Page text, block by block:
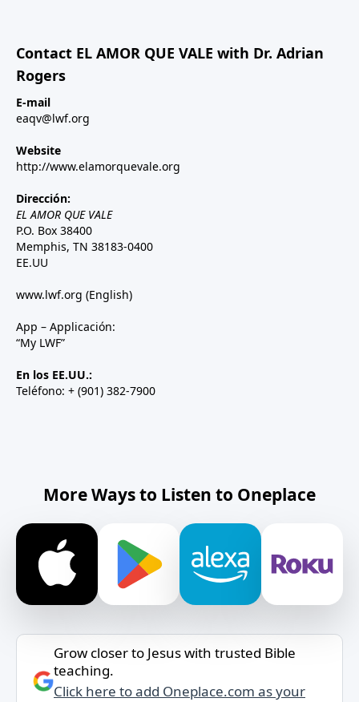
Contact EL AMOR QUE VALE with Dr. Adrian
Rogers
E-mail
eaqv@lwf.org
Website
http://www.elamorquevale.org
Dirección:
EL AMOR QUE VALE
P.O. Box 38400
Memphis, TN 38183-0400
EE.UU
www.lwf.org (English)
App – Applicación:
“My LWF”
En los EE.UU.:
Teléfono: + (901) 382-7900
More Ways to Listen to Oneplace
Grow closer to Jesus with trusted Bible
teaching.
Click here to add Oneplace.com as your